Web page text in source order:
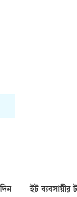
ইট ব্যবসায়ীর